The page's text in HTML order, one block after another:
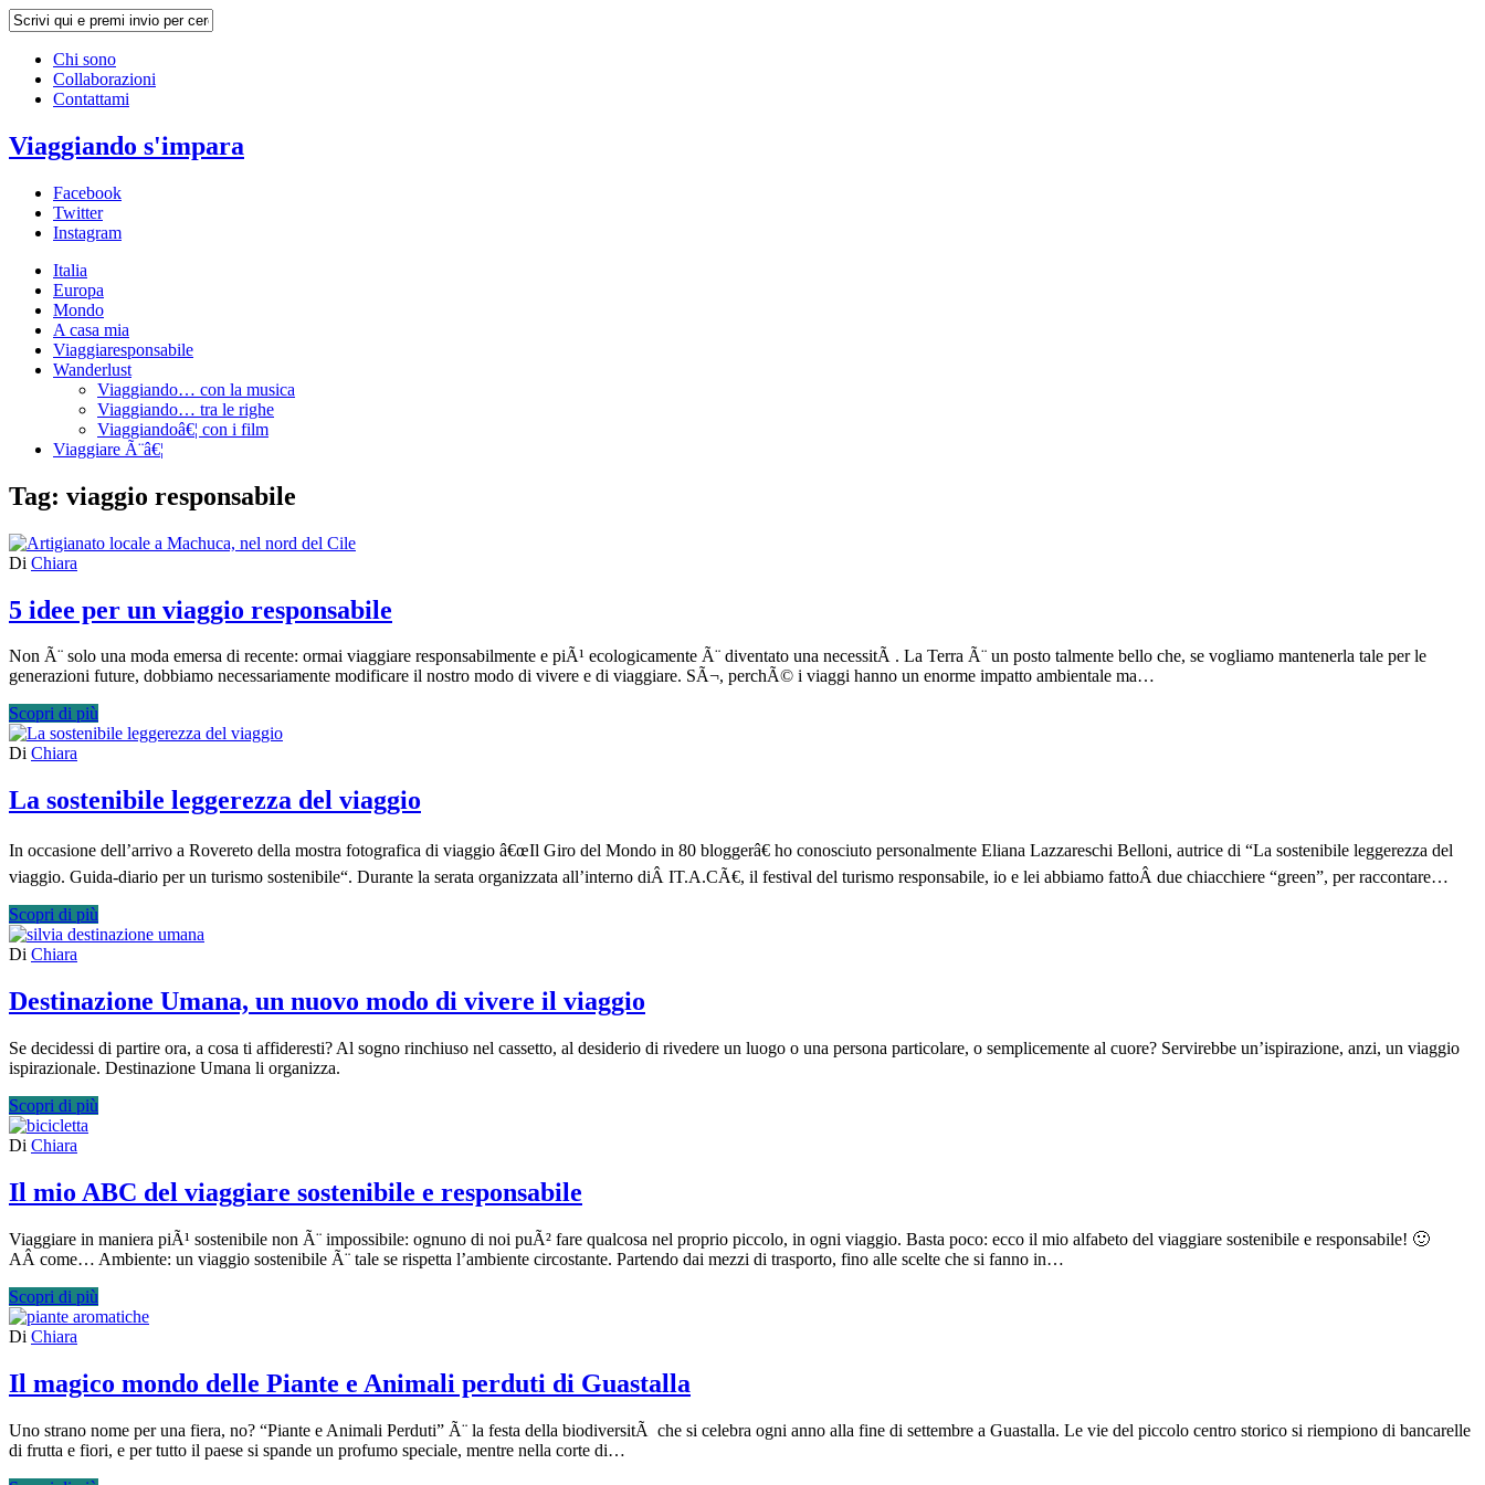
Chi sono
Collaborazioni
Contattami
Viaggiando s'impara
Facebook
Twitter
Instagram
Italia
Europa
Mondo
A casa mia
Viaggiaresponsabile
Wanderlust
Viaggiando… con la musica
Viaggiando… tra le righe
Viaggiandoâ€¦ con i film
Viaggiare Ã¨â€¦
Tag: viaggio responsabile
Di Chiara
5 idee per un viaggio responsabile
Non Ã¨ solo una moda emersa di recente: ormai viaggiare responsabilmente e piÃ¹ ecologicamente Ã¨ diventato una necessitÃ . La Terra Ã¨ un posto talmente bello che, se vogliamo mantenerla tale per le
generazioni future, dobbiamo necessariamente modificare il nostro modo di vivere e di viaggiare. SÃ¬, perchÃ© i viaggi hanno un enorme impatto ambientale ma…
Scopri di più
Di Chiara
La sostenibile leggerezza del viaggio
In occasione dell’arrivo a Rovereto della mostra fotografica di viaggio â€œIl Giro del Mondo in 80 bloggerâ€ ho conosciuto personalmente Eliana Lazzareschi Belloni, autrice di “La sostenibile leggerezza del
viaggio. Guida-diario per un turismo sostenibile“. Durante la serata organizzata all’interno diÂ IT.A.CÃ€, il festival del turismo responsabile, io e lei abbiamo fattoÂ due chiacchiere “green”, per raccontare…
Scopri di più
Di Chiara
Destinazione Umana, un nuovo modo di vivere il viaggio
Se decidessi di partire ora, a cosa ti affideresti? Al sogno rinchiuso nel cassetto, al desiderio di rivedere un luogo o una persona particolare, o semplicemente al cuore? Servirebbe un’ispirazione, anzi, un viaggio
ispirazionale. Destinazione Umana li organizza.
Scopri di più
Di Chiara
Il mio ABC del viaggiare sostenibile e responsabile
Viaggiare in maniera piÃ¹ sostenibile non Ã¨ impossibile: ognuno di noi puÃ² fare qualcosa nel proprio piccolo, in ogni viaggio. Basta poco: ecco il mio alfabeto del viaggiare sostenibile e responsabile! 🙂
AÂ come… Ambiente: un viaggio sostenibile Ã¨ tale se rispetta l’ambiente circostante. Partendo dai mezzi di trasporto, fino alle scelte che si fanno in…
Scopri di più
Di Chiara
Il magico mondo delle Piante e Animali perduti di Guastalla
Uno strano nome per una fiera, no? “Piante e Animali Perduti” Ã¨ la festa della biodiversitÃ che si celebra ogni anno alla fine di settembre a Guastalla. Le vie del piccolo centro storico si riempiono di bancarelle
di frutta e fiori, e per tutto il paese si spande un profumo speciale, mentre nella corte di…